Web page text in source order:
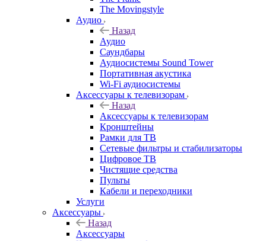
The Movingstyle
Аудио
Назад
Аудио
Саундбары
Аудиосистемы Sound Tower
Портативная акустика
Wi-Fi аудиосистемы
Аксессуары к телевизорам
Назад
Аксессуары к телевизорам
Кронштейны
Рамки для ТВ
Сетевые фильтры и стабилизаторы
Цифровое ТВ
Чистящие средства
Пульты
Кабели и переходники
Услуги
Аксессуары
Назад
Аксессуары